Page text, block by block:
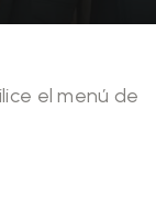
el menú de